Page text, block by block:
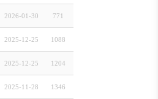
운동 (月島駅 佃中学校A)
2026-01-30 771
운동공지 (芝公園 アクアフ
2025-12-25 1088
운동 (月島駅 佃中学校A)
2025-12-25 1204
2100 운동 (月島駅 佃中学校)
2025-11-28 1346